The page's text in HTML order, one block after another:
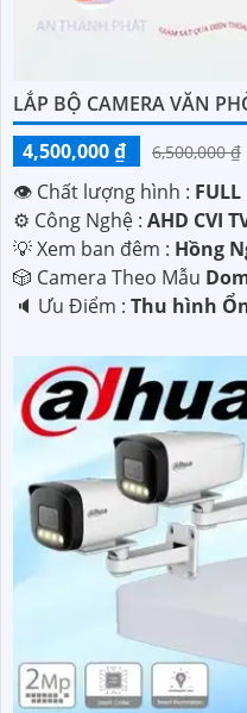
LẮP BỘ CAMERA VĂN
4,500,000 ₫
6,500,000 ₫
👁 Chất lượng hình : FULL
⚙ Công Nghệ : AHD CVI
💡 Xem ban đêm : Hồng
🎲 Camera Theo Mẫu
️🔈 Ưu Điểm : Thu hình